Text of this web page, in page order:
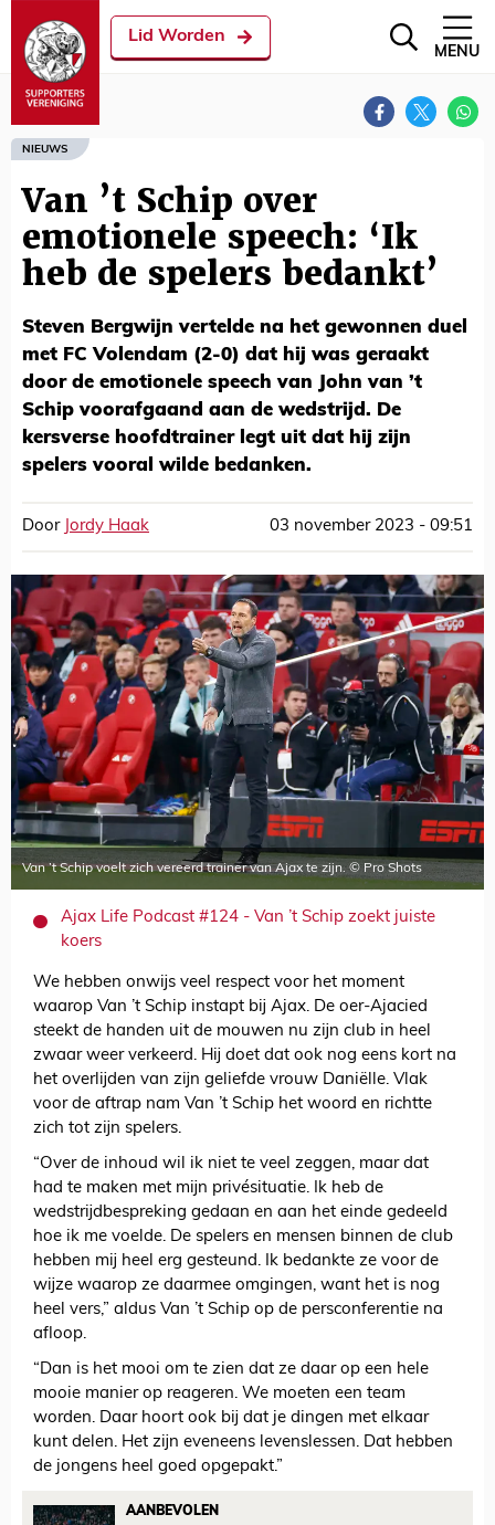
Lid Worden
MENU
NIEUWS
Van ’t Schip over
emotionele speech: ‘Ik
heb de spelers bedankt’
Steven Bergwijn vertelde na het gewonnen duel
met FC Volendam (2-0) dat hij was geraakt
door de emotionele speech van John van ’t
Schip voorafgaand aan de wedstrijd. De
kersverse hoofdtrainer legt uit dat hij zijn
spelers vooral wilde bedanken.
Door Jordy Haak 03 november 2023 - 09:51
Van ’t Schip voelt zich vereerd trainer van Ajax te zijn. © Pro Shots
Ajax Life Podcast #124 - Van ’t Schip zoekt juiste
koers
We hebben onwijs veel respect voor het moment
waarop Van ’t Schip instapt bij Ajax. De oer-Ajacied
steekt de handen uit de mouwen nu zijn club in heel
zwaar weer verkeerd. Hij doet dat ook nog eens kort na
het overlijden van zijn geliefde vrouw Daniëlle. Vlak
voor de aftrap nam Van ’t Schip het woord en richtte
zich tot zijn spelers.
“Over de inhoud wil ik niet te veel zeggen, maar dat
had te maken met mijn privésituatie. Ik heb de
wedstrijdbespreking gedaan en aan het einde gedeeld
hoe ik me voelde. De spelers en mensen binnen de club
hebben mij heel erg gesteund. Ik bedankte ze voor de
wijze waarop ze daarmee omgingen, want het is nog
heel vers,” aldus Van ’t Schip op de persconferentie na
afloop.
“Dan is het mooi om te zien dat ze daar op een hele
mooie manier op reageren. We moeten een team
worden. Daar hoort ook bij dat je dingen met elkaar
kunt delen. Het zijn eveneens levenslessen. Dat hebben
de jongens heel goed opgepakt.”
AANBEVOLEN